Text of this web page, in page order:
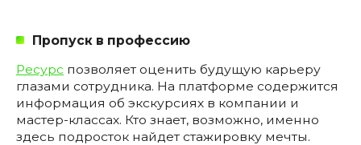
Пропуск в профессию
Ресурс позволяет оценить будущую карьеру
глазами сотрудника. На платформе содержится
информация об экскурсиях в компании и
мастер-классах. Кто знает, возможно, именно
здесь подросток найдет стажировку мечты.